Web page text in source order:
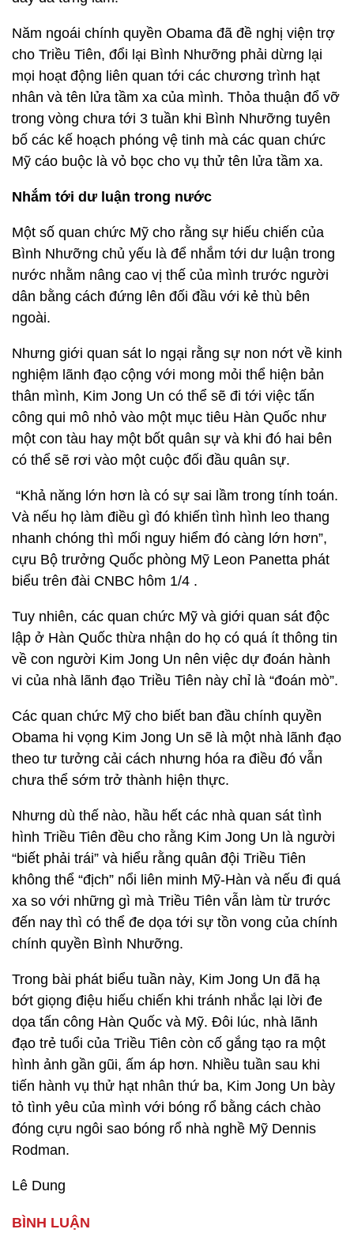
Năm ngoái chính quyền Obama đã đề nghị viện trợ
cho Triều Tiên, đổi lại Bình Nhưỡng phải dừng lại
mọi hoạt động liên quan tới các chương trình hạt
nhân và tên lửa tầm xa của mình. Thỏa thuận đổ vỡ
trong vòng chưa tới 3 tuần khi Bình Nhưỡng tuyên
bố các kế hoạch phóng vệ tinh mà các quan chức
Mỹ cáo buộc là vỏ bọc cho vụ thử tên lửa tầm xa.
Nhắm tới dư luận trong nước
Một số quan chức Mỹ cho rằng sự hiếu chiến của
Bình Nhưỡng chủ yếu là để nhắm tới dư luận trong
nước nhằm nâng cao vị thế của mình trước người
dân bằng cách đứng lên đối đầu với kẻ thù bên
ngoài.
Nhưng giới quan sát lo ngại rằng sự non nớt về kinh
nghiệm lãnh đạo cộng với mong mỏi thể hiện bản
thân mình, Kim Jong Un có thể sẽ đi tới việc tấn
công qui mô nhỏ vào một mục tiêu Hàn Quốc như
một con tàu hay một bốt quân sự và khi đó hai bên
có thể sẽ rơi vào một cuộc đối đầu quân sự.
“Khả năng lớn hơn là có sự sai lầm trong tính toán.
Và nếu họ làm điều gì đó khiến tình hình leo thang
nhanh chóng thì mối nguy hiểm đó càng lớn hơn”,
cựu Bộ trưởng Quốc phòng Mỹ Leon Panetta phát
biểu trên đài CNBC hôm 1/4 .
Tuy nhiên, các quan chức Mỹ và giới quan sát độc
lập ở Hàn Quốc thừa nhận do họ có quá ít thông tin
về con người Kim Jong Un nên việc dự đoán hành
vi của nhà lãnh đạo Triều Tiên này chỉ là “đoán mò”.
Các quan chức Mỹ cho biết ban đầu chính quyền
Obama hi vọng Kim Jong Un sẽ là một nhà lãnh đạo
theo tư tưởng cải cách nhưng hóa ra điều đó vẫn
chưa thể sớm trở thành hiện thực.
Nhưng dù thế nào, hầu hết các nhà quan sát tình
hình Triều Tiên đều cho rằng Kim Jong Un là người
“biết phải trái” và hiểu rằng quân đội Triều Tiên
không thể “địch” nổi liên minh Mỹ-Hàn và nếu đi quá
xa so với những gì mà Triều Tiên vẫn làm từ trước
đến nay thì có thể đe dọa tới sự tồn vong của chính
chính quyền Bình Nhưỡng.
Trong bài phát biểu tuần này, Kim Jong Un đã hạ
bớt giọng điệu hiếu chiến khi tránh nhắc lại lời đe
dọa tấn công Hàn Quốc và Mỹ. Đôi lúc, nhà lãnh
đạo trẻ tuổi của Triều Tiên còn cố gắng tạo ra một
hình ảnh gần gũi, ấm áp hơn. Nhiều tuần sau khi
tiến hành vụ thử hạt nhân thứ ba, Kim Jong Un bày
tỏ tình yêu của mình với bóng rổ bằng cách chào
đóng cựu ngôi sao bóng rổ nhà nghề Mỹ Dennis
Rodman.
Lê Dung